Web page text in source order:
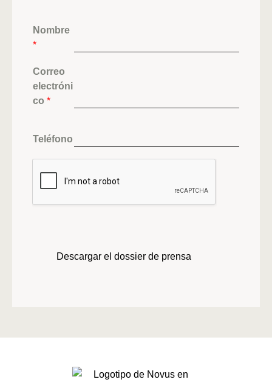
Nombre
*
Correo
electróni
co *
Teléfono
Descargar el dossier de prensa